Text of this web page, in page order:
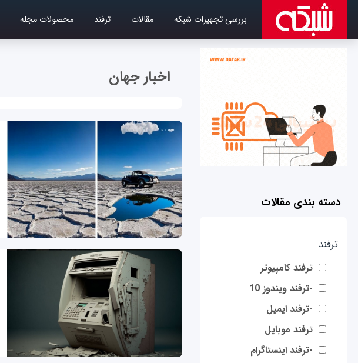
بررسی تجهیزات شبکه مقالات ترفند محصولات مجله
دسته بندی مقالات
ترفند
ترفند کامپیوتر
-ترفند ویندوز 10
-ترفند ایمیل
ترفند موبایل
-ترفند اینستاگرام
اخبار جهان